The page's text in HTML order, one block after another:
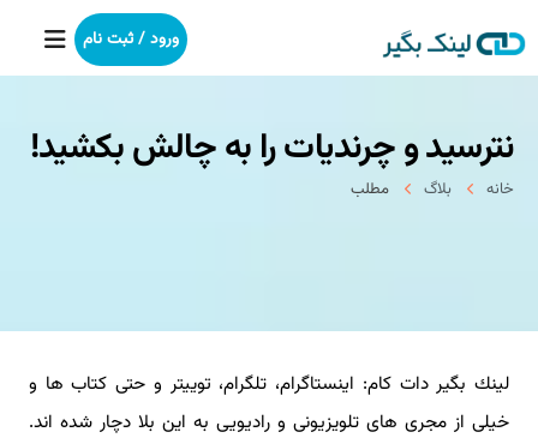
خانه
بکلینک
خدمات ما
درباره ما
ورود / ثبت نام
نترسید و چرندیات را به چالش بكشید!
خانه بلاگ مطلب
لینك بگیر دات كام: اینستاگرام، تلگرام، توییتر و حتی كتاب ها و
خیلی از مجری های تلویزیونی و رادیویی به این بلا دچار شده اند.